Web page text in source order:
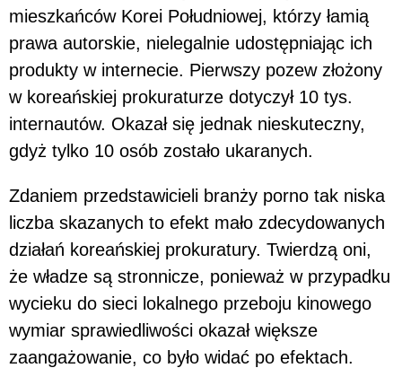
mieszkańców Korei Południowej, którzy łamią
prawa autorskie, nielegalnie udostępniając ich
produkty w internecie. Pierwszy pozew złożony
w koreańskiej prokuraturze dotyczył 10 tys.
internautów. Okazał się jednak nieskuteczny,
gdyż tylko 10 osób zostało ukaranych.
Zdaniem przedstawicieli branży porno tak niska
liczba skazanych to efekt mało zdecydowanych
działań koreańskiej prokuratury. Twierdzą oni,
że władze są stronnicze, ponieważ w przypadku
wycieku do sieci lokalnego przeboju kinowego
wymiar sprawiedliwości okazał większe
zaangażowanie, co było widać po efektach.